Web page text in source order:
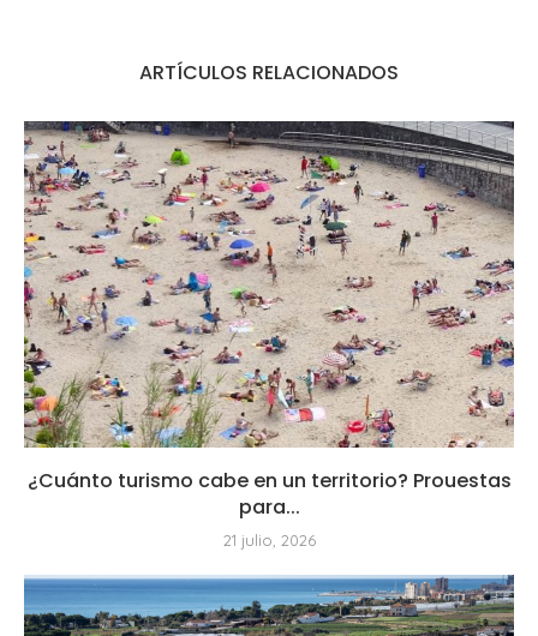
ARTÍCULOS RELACIONADOS
¿Cuánto turismo cabe en un territorio? Prouestas
para...
21 julio, 2026